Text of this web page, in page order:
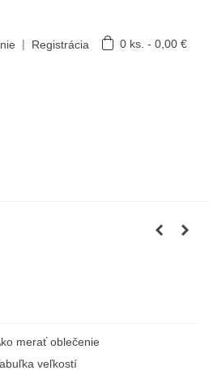
| Registrácia 0 ks. - 0,00 €
merať oblečenie
veľkostí